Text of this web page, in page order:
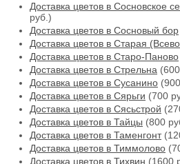
Доставка цветов в Сосновское
руб.)
Доставка цветов в Сосновый бор
Доставка цветов в Старая
Доставка цветов в Старо-Паново
Доставка цветов в Стрельна
Доставка цветов в Сусанино
Доставка цветов в Сярьги (700
Доставка цветов в Сясьстрой
Доставка цветов в Тайцы (800
Доставка цветов в Таменгонт
Доставка цветов в Тиммолово
Доставка цветов в Тихвин (1600